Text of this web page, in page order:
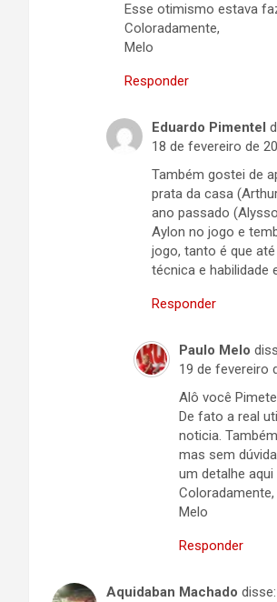
Esse otimismo estava
Coloradamente,
Melo
Responder
Eduardo Pimentel
18 de fevereiro de
Também gostei de
prata da casa
ano passado
Aylon no jogo e
jogo, tanto é que
técnica e habilidade
Responder
Paulo Melo
19 de fevereiro
Alô você
De fato a real
noticia.
mas sem
um detalhe
Coloradamente,
Melo
Responder
Aquidaban Machado disse: